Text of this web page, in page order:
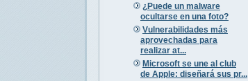
¿Puede un malware
ocultarse en una foto?
Vulnerabilidades más
aprovechadas para
realizar at...
Microsoft se une al club
de Apple: diseñará sus pr...